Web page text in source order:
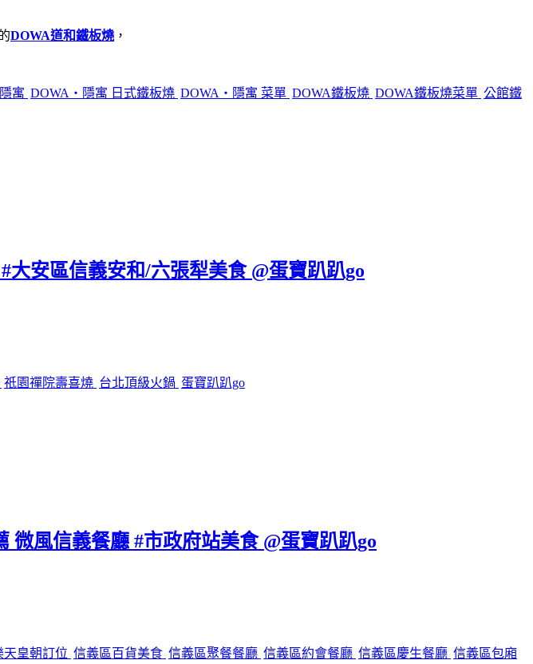
DOWA道和鐵板燒 ，
寓 DOWA・隱寓 日式鐵板燒 DOWA・隱寓 菜單 DOWA鐵板燒 DOWA鐵板燒菜單 公館鐵
安區信義安和/六張犁美食 @蛋寶趴趴go
祇園禪院壽喜燒 台北頂級火鍋 蛋寶趴趴go
風信義餐廳 #市政府站美食 @蛋寶趴趴go
天皇朝訂位 信義區百貨美食 信義區聚餐餐廳 信義區約會餐廳 信義區慶生餐廳 信義區包廂